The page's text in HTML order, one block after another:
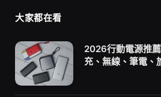
大家都在看
2026行動電源推
充、無線、筆電、